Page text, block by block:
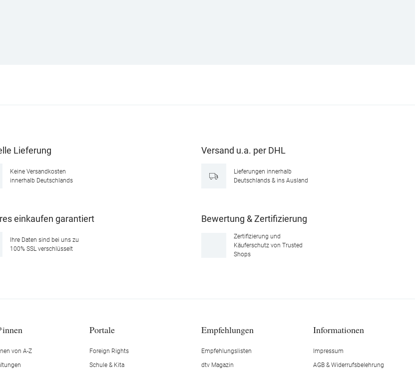
Lieferung
Keine Versandkosten
innerhalb Deutschlands
Versand u.a. per DHL
Lieferungen innerhalb
Deutschlands & ins Ausland
einkaufen garantiert
Ihre Daten sind bei uns zu
100% SSL verschlüsselt
Bewertung & Zertifizierung
Zertifizierung und
Käuferschutz von Trusted
Shops
von A-Z
Portale
Foreign Rights
Schule & Kita
Empfehlungen
Empfehlungslisten
dtv Magazin
Informationen
Impressum
AGB & Widerrufsbelehrung